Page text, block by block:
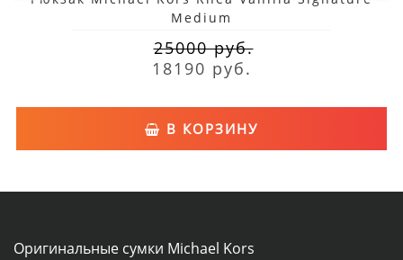
Medium
25000 руб.
18190 руб.
В КОРЗИНУ
Оригинальные сумки Michael Kors